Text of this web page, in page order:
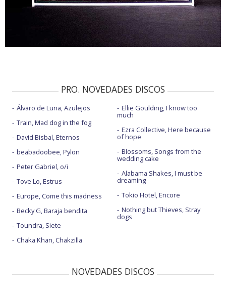
PRO. NOVEDADES DISCOS
Álvaro de Luna, Azulejos
Train, Mad dog in the fog
David Bisbal, Eternos
beabadoobee, Pylon
Peter Gabriel, o/i
Tove Lo, Estrus
Europe, Come this madness
Becky G, Baraja bendita
Toundra, Siete
Chaka Khan, Chakzilla
Ellie Goulding, I know too
much
Ezra Collective, Here because
of hope
Blossoms, Songs from the
wedding cake
Alabama Shakes, I must be
dreaming
Tokio Hotel, Encore
Nothing but Thieves, Stray
dogs
NOVEDADES DISCOS